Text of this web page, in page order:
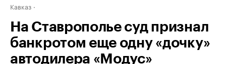
Кавказ
На Ставрополье суд признал
банкротом еще одну «дочку»
автодилера «Модус»